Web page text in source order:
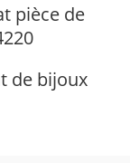
pièce de
de bijoux